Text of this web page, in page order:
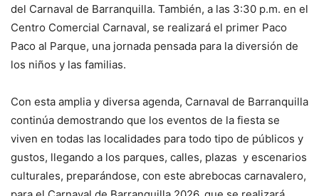
del Carnaval de Barranquilla. También, a las 3:30 p.m. en el
Centro Comercial Carnaval, se realizará el primer Paco
Paco al Parque, una jornada pensada para la diversión de
los niños y las familias.
Con esta amplia y diversa agenda, Carnaval de Barranquilla
continúa demostrando que los eventos de la fiesta se
viven en todas las localidades para todo tipo de públicos y
gustos, llegando a los parques, calles, plazas y escenarios
culturales, preparándose, con este abrebocas carnavalero,